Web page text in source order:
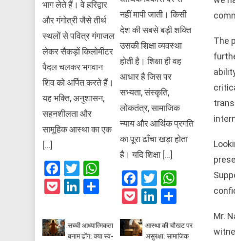
The
Mr.
भाग लेते हैं। वे हरिद्वार
और गंगोत्री जैसे तीर्थ
स्थलों से पवित्र गंगाजल
लेकर सैकड़ों किलोमीटर
पैदल चलकर भगवान
शिव को अर्पित करते हैं।
यह भक्ति, अनुशासन,
सहनशीलता और
सामूहिक आस्था का एक
[…]
Facebook
TwitterWhatsApp
PocketLinkedIn
Share
नहीं मापी जाती। किसी
देश की सबसे बड़ी शक्ति
उसकी शिक्षा व्यवस्था
होती है। शिक्षा ही वह
आधार है जिस पर
सभ्यता, संस्कृति,
लोकतंत्र, सामाजिक
न्याय और आर्थिक प्रगति
का पूरा ढाँचा खड़ा होता
है। यदि शिक्षा […]
Facebook
Twitter
PocketLinkedIn
Share
सच्ची आध्यात्मिकता
बनाम ढोंग: क्या स्व-
आस्था की चौखट पर
असुरक्षा: सामाजिक